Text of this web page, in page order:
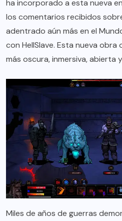
ha incorporado a esta nueva
los comentarios recibidos
adentrado aún más en el
con HellSlave. Esta nueva
más oscura, inmersiva, abierta
Miles de años de guerras